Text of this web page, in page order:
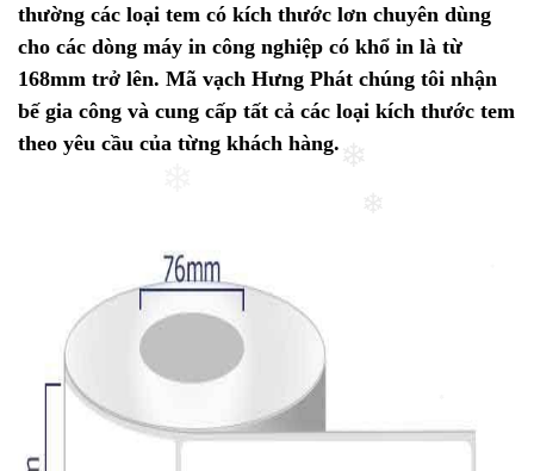
thường các loại tem có kích thước lơn chuyên dùng
cho các dòng máy in công nghiệp có khổ in là từ
168mm trở lên. Mã vạch Hưng Phát chúng tôi nhận
bế gia công và cung cấp tất cả các loại kích thước tem
theo yêu cầu của từng khách hàng.